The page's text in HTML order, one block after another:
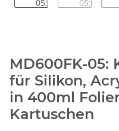
MD600FK-05:
für Silikon,
in 400ml
Kartuschen